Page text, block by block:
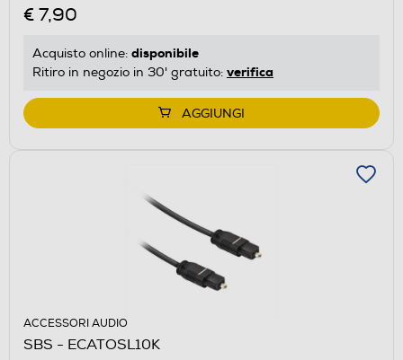
€ 7,90
Acquisto online: disponibile
Ritiro in negozio in 30' gratuito: verifica
AGGIUNGI
ACCESSORI AUDIO
SBS - ECATOSL10K